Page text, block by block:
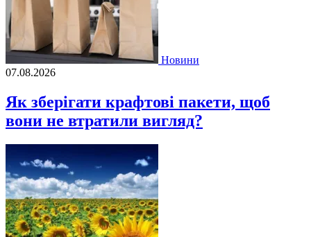
Новини
07.08.2026
Як зберігати крафтові пакети, щоб
вони не втратили вигляд?